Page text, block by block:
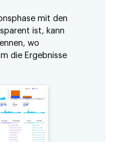
mit den
ist, kann
wo
die Ergebnisse